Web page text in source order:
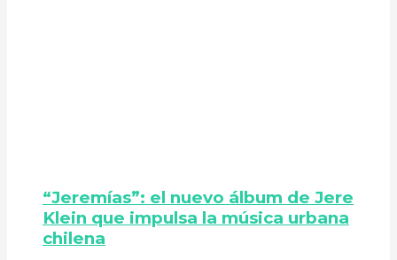
“Jeremías”: el nuevo álbum de Jere
Klein que impulsa la música urbana
chilena